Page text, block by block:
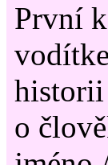
První
historii
o